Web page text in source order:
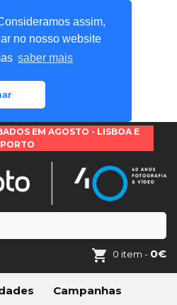
assim,
no nosso website
saber mais
EM AGOSTO - LISBOA E
PORTO
0 item - 0€
Campanhas